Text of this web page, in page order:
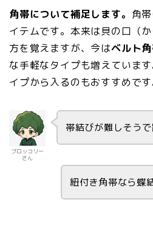
角帯について補足します。 角
イテムです。本来は貝の口（
方を覚えますが、今はベルト
な手軽なタイプも増えていま
イプから入るのもおすすめです
ブロッコリー
さん
帯結びが難しそう
紐付き角帯なら蝶